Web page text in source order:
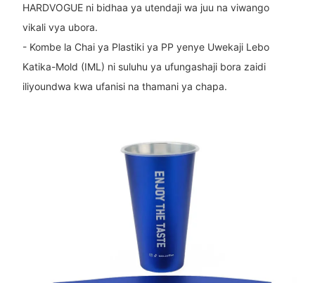
HARDVOGUE ni bidhaa ya utendaji wa juu na viwango
vikali vya ubora.
- Kombe la Chai ya Plastiki ya PP yenye Uwekaji Lebo
Katika-Mold (IML) ni suluhu ya ufungashaji bora zaidi
iliyoundwa kwa ufanisi na thamani ya chapa.